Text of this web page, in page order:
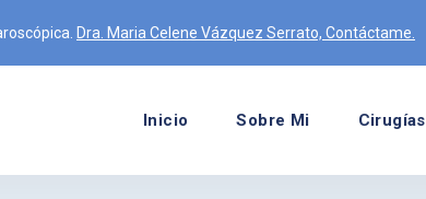
Dra. Maria Celene Vázquez Serrato, Contáctame.
Inicio Sobre Mi Cirugías